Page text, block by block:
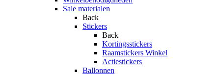
Sale materialen
Back
Stickers
Back
Kortingsstickers
Raamstickers Winkel
Actiestickers
Ballonnen